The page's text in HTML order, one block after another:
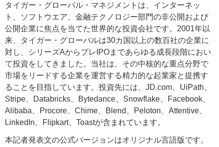
タイガー・グローバル・マネジメントは、インターネッ
ト、ソフトウエア、金融テクノロジー部門の非公開および
公開企業に焦点を当てた世界的な投資会社です。2001年以
来、タイガー・グローバルは30カ国以上の数百社の企業に
対し、シリーズAからプレIPOまであらゆる成長段階におい
て投資をしてきました。当社は、その中核的な重点分野で
市場をリードする企業を運営する精力的な起業家と提携す
ることを目指しています。投資先には、JD.com、UiPath、
Stripe、Databricks、Bytedance、Snowflake、Facebook、
Alibaba、Procore、Chime、Blend、Peloton、Attentive、
LinkedIn、Flipkart、Toastが含まれています。
本記者発表文の公式バージョンはオリジナル言語版です。